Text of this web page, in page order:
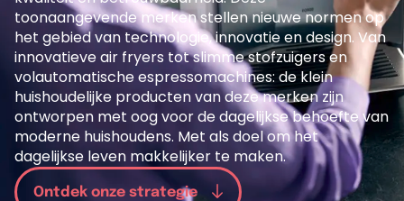
toonaangevende merken stellen nieuwe normen op
het gebied van technologie, innovatie en design. Van
innovatieve air fryers tot slimme stofzuigers en
volautomatische espressomachines: de klein
huishoudelijke producten van deze merken zijn
ontworpen met oog voor de dagelijkse behoefte van
moderne huishoudens. Met als doel om het
dagelijkse leven makkelijker te maken.
Ontdek onze strategie